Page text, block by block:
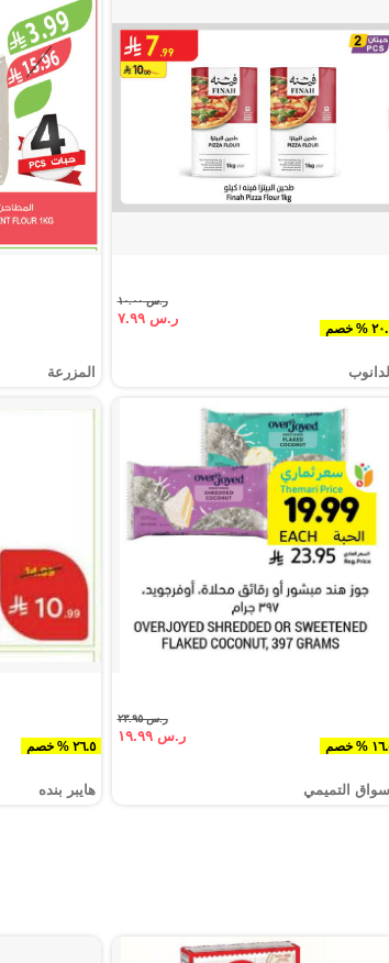
% خصم
ر.س ١٠.٠٠
ر.س ٧.٩٩
الدانوب المزرعة
% خصم
ر.س ٢٣.٩٥
ر.س ١٩.٩٩
التميمي
٢٦.٥ % خصم
هايبر بنده